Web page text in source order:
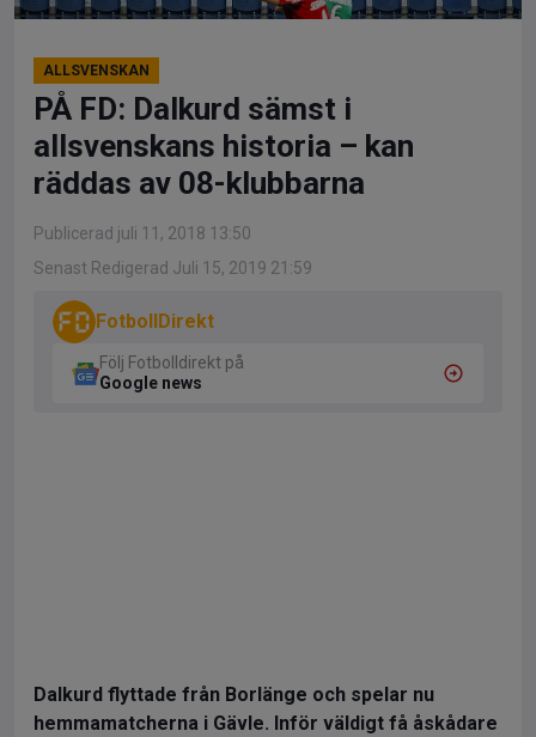
ALLSVENSKAN
PÅ FD: Dalkurd sämst i
allsvenskans historia – kan
räddas av 08-klubbarna
Publicerad juli 11, 2018 13:50
Senast Redigerad Juli 15, 2019 21:59
FotbollDirekt
Följ Fotbolldirekt på
Google news
Dalkurd flyttade från Borlänge och spelar nu
hemmamatcherna i Gävle. Inför väldigt få åskådare